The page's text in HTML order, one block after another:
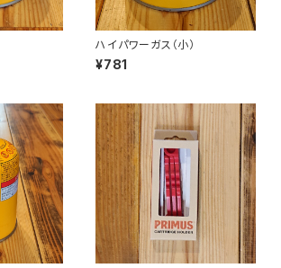
ハイパワーガス（小）
¥781